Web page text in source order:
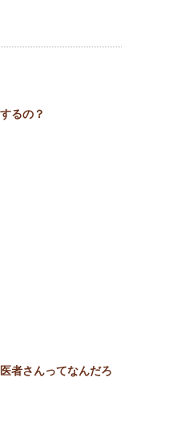
るの？
者さんってなんだろ